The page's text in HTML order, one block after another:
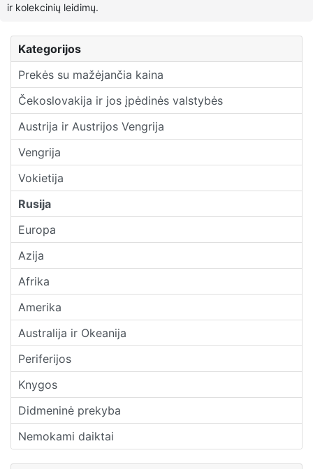
Kategorijos
Prekės su mažėjančia kaina
Čekoslovakija ir jos įpėdinės valstybės
Austrija ir Austrijos Vengrija
Vengrija
Vokietija
Rusija
Europa
Azija
Afrika
Amerika
Australija ir Okeanija
Periferijos
Knygos
Didmeninė prekyba
Nemokami daiktai
ir kolekcinių leidimų.